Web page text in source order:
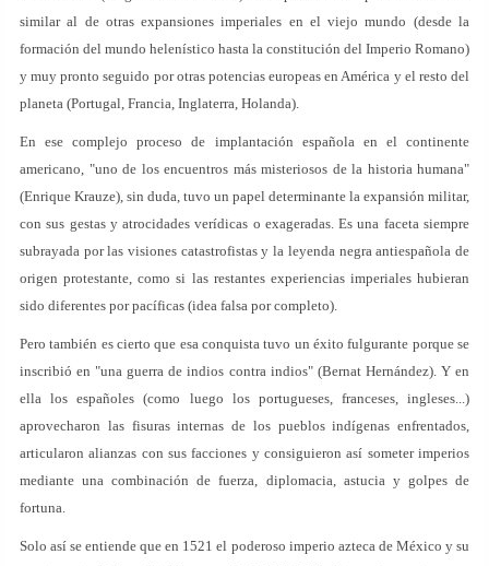
similar al de otras expansiones imperiales en el viejo mundo (desde la
formación del mundo helenístico hasta la constitución del Imperio Romano)
y muy pronto seguido por otras potencias europeas en América y el resto del
planeta (Portugal, Francia, Inglaterra, Holanda).
En ese complejo proceso de implantación española en el continente
americano, "uno de los encuentros más misteriosos de la historia humana"
(Enrique Krauze), sin duda, tuvo un papel determinante la expansión militar,
con sus gestas y atrocidades verídicas o exageradas. Es una faceta siempre
subrayada por las visiones catastrofistas y la leyenda negra antiespañola de
origen protestante, como si las restantes experiencias imperiales hubieran
sido diferentes por pacíficas (idea falsa por completo).
Pero también es cierto que esa conquista tuvo un éxito fulgurante porque se
inscribió en "una guerra de indios contra indios" (Bernat Hernández). Y en
ella los españoles (como luego los portugueses, franceses, ingleses...)
aprovecharon las fisuras internas de los pueblos indígenas enfrentados,
articularon alianzas con sus facciones y consiguieron así someter imperios
mediante una combinación de fuerza, diplomacia, astucia y golpes de
fortuna.
Solo así se entiende que en 1521 el poderoso imperio azteca de México y su